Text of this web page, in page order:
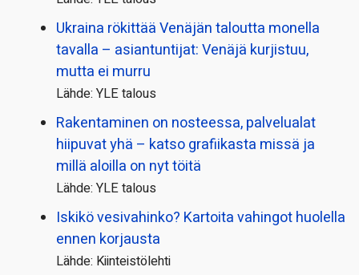
Ukraina rökittää Venäjän taloutta monella
tavalla – asiantuntijat: Venäjä kurjistuu,
mutta ei murru
Lähde: YLE talous
Rakentaminen on nosteessa, palvelualat
hiipuvat yhä – katso grafiikasta missä ja
millä aloilla on nyt töitä
Lähde: YLE talous
Iskikö vesivahinko? Kartoita vahingot huolella
ennen korjausta
Lähde: Kiinteistölehti